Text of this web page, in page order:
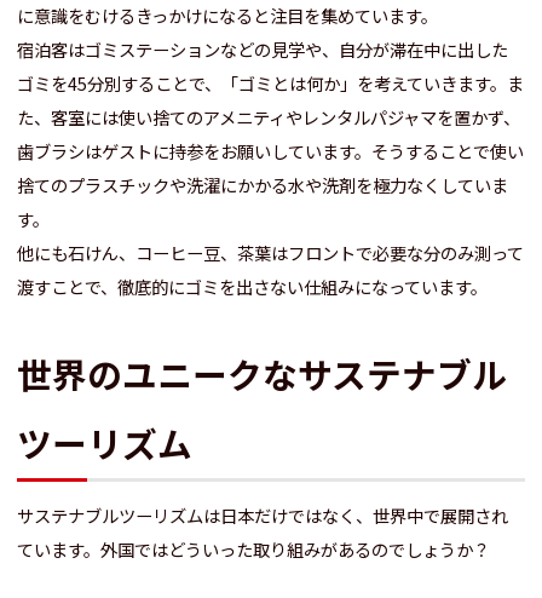
に意識をむけるきっかけになると注目を集めています。
宿泊客はゴミステーションなどの見学や、自分が滞在中に出した
ゴミを45分別することで、「ゴミとは何か」を考えていきます。 ま
た、客室には使い捨てのアメニティやレンタルパジャマを置かず、
歯ブラシはゲストに持参をお願いしています。そうすることで使い
捨てのプラスチックや洗濯にかかる水や洗剤を極力なくしていま
す。
他にも石けん、コーヒー豆、茶葉はフロントで必要な分のみ測って
渡すことで、徹底的にゴミを出さない仕組みになっています。
世界のユニークなサステナブル
ツーリズム
サステナブルツーリズムは日本だけではなく、世界中で展開され
ています。外国ではどういった取り組みがあるのでしょうか？